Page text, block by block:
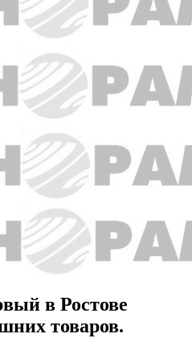
в Ростове
товаров.